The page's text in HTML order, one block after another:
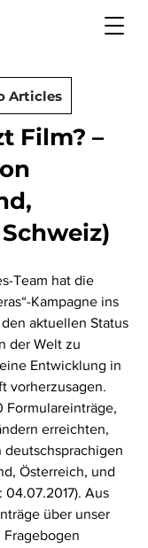
Film? –
Team hat die
Kampagne ins
aktuellen Status
der Welt zu
Entwicklung in
vorherzusagen.
erreichten,
deutschsprachigen
Österreich, und
04.07.2017). Aus
über unser
Articles